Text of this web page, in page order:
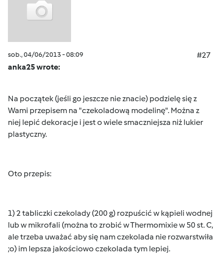
sob., 04/06/2013 - 08:09
#27
anka25 wrote:
Na początek (jeśli go jeszcze nie znacie) podzielę się z
Wami przepisem na "czekoladową modelinę". Można z
niej lepić dekoracje i jest o wiele smaczniejsza niż lukier
plastyczny.
Oto przepis:
1) 2 tabliczki czekolady (200 g) rozpuścić w kąpieli wodnej
lub w mikrofali (można to zrobić w Thermomixie w 50 st. C,
ale trzeba uważać aby się nam czekolada nie rozwarstwiła
;o) im lepsza jakościowo czekolada tym lepiej.